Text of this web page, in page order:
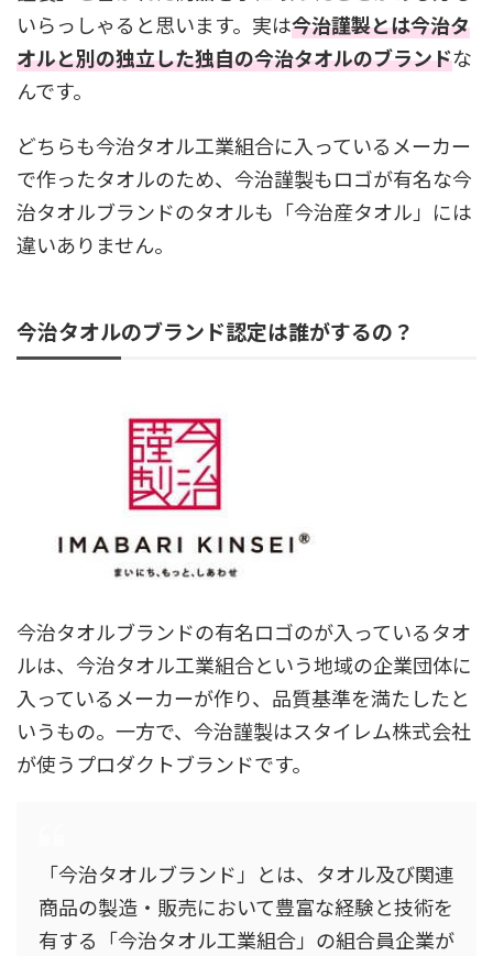
いらっしゃると思います。実は今治謹製とは今治タ
オルと別の独立した独自の今治タオルのブランドな
んです。
どちらも今治タオル工業組合に入っているメーカー
で作ったタオルのため、今治謹製もロゴが有名な今
治タオルブランドのタオルも「今治産タオル」には
違いありません。
今治タオルのブランド認定は誰がするの？
今治タオルブランドの有名ロゴのが入っているタオ
ルは、今治タオル工業組合という地域の企業団体に
入っているメーカーが作り、品質基準を満たしたと
いうもの。一方で、今治謹製はスタイレム株式会社
が使うプロダクトブランドです。
「今治タオルブランド」とは、タオル及び関連
商品の製造・販売において豊富な経験と技術を
有する「今治タオル工業組合」の組合員企業が